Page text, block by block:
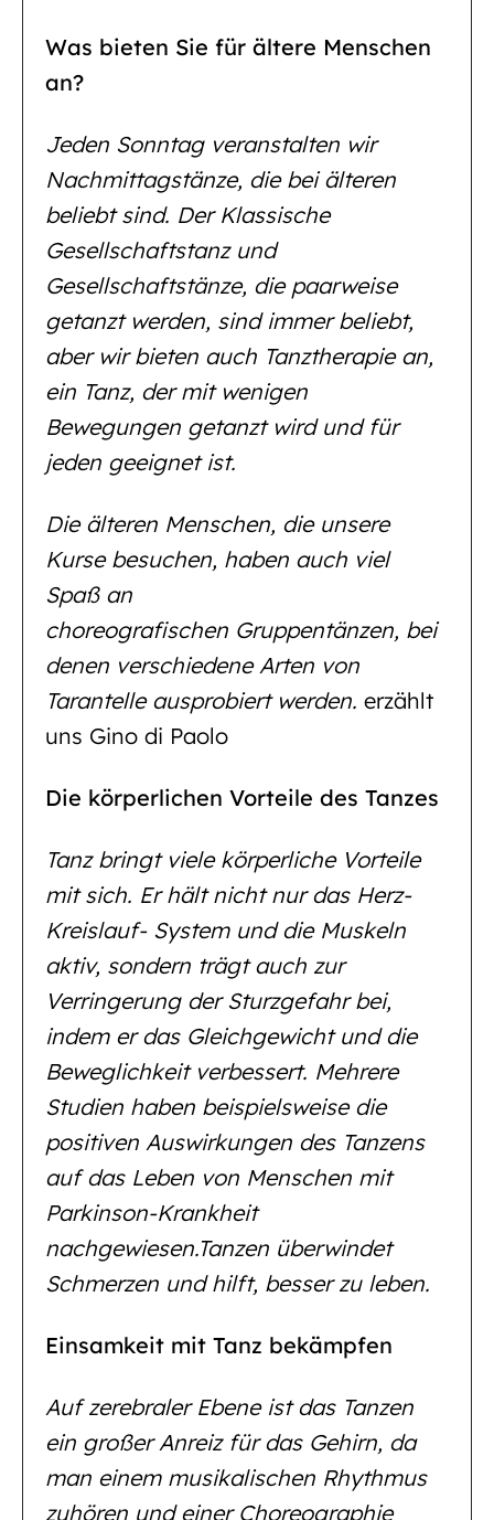
Was bieten Sie für ältere Menschen
an?
Jeden Sonntag veranstalten wir
Nachmittagstänze, die bei älteren
beliebt sind. Der Klassische
Gesellschaftstanz und
Gesellschaftstänze, die paarweise
getanzt werden, sind immer beliebt,
aber wir bieten auch Tanztherapie an,
ein Tanz, der mit wenigen
Bewegungen getanzt wird und für
jeden geeignet ist.
Die älteren Menschen, die unsere
Kurse besuchen, haben auch viel
Spaß an
choreografischen Gruppentänzen, bei
denen verschiedene Arten von
Tarantelle ausprobiert werden. erzählt
uns Gino di Paolo
Die körperlichen Vorteile des Tanzes
Tanz bringt viele körperliche Vorteile
mit sich. Er hält nicht nur das Herz-
Kreislauf- System und die Muskeln
aktiv, sondern trägt auch zur
Verringerung der Sturzgefahr bei,
indem er das Gleichgewicht und die
Beweglichkeit verbessert. Mehrere
Studien haben beispielsweise die
positiven Auswirkungen des Tanzens
auf das Leben von Menschen mit
Parkinson-Krankheit
nachgewiesen.Tanzen überwindet
Schmerzen und hilft, besser zu leben.
Einsamkeit mit Tanz bekämpfen
Auf zerebraler Ebene ist das Tanzen
ein großer Anreiz für das Gehirn, da
man einem musikalischen Rhythmus
zuhören und einer Choreographie